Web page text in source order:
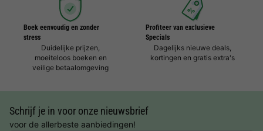
Boek eenvoudig en zonder
stress
Duidelijke prijzen,
moeiteloos boeken en
veilige betaalomgeving
Profiteer van exclusieve
Specials
Dagelijks nieuwe deals,
kortingen en gratis extra's
Schrijf je in voor onze nieuwsbrief
voor de allerbeste aanbiedingen!